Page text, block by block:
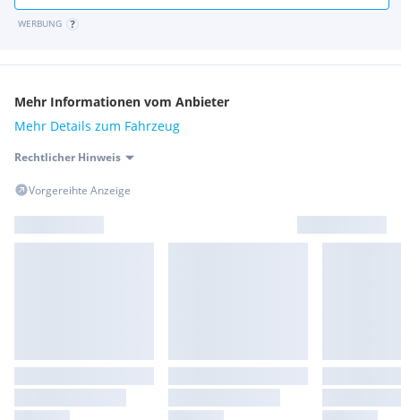
WERBUNG
Mehr Informationen vom Anbieter
Mehr Details zum Fahrzeug
Rechtlicher Hinweis
Vorgereihte Anzeige